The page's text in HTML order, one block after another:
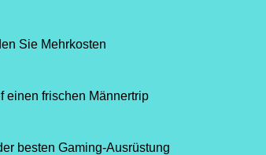
Sie Mehrkosten
einen frischen Männertrip
besten Gaming-Ausrüstung